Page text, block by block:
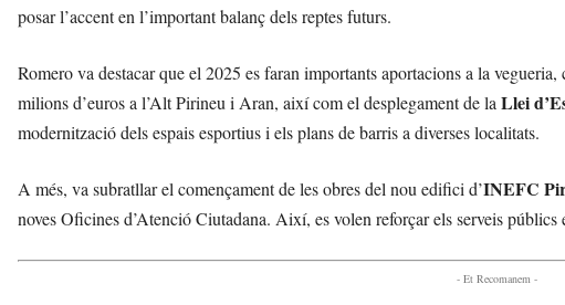
posar l’accent en l’important balanç dels reptes futurs.
Romero va destacar que el 2025 es faran importants aportacions a la vegueria,
milions d’euros a l’Alt Pirineu i Aran, així com el desplegament de la Llei
modernització dels espais esportius i els plans de barris a diverses localitats.
A més, va subratllar el començament de les obres del nou edifici d’INEFC
noves Oficines d’Atenció Ciutadana. Així, es volen reforçar els serveis públics
- Et Recomanem -